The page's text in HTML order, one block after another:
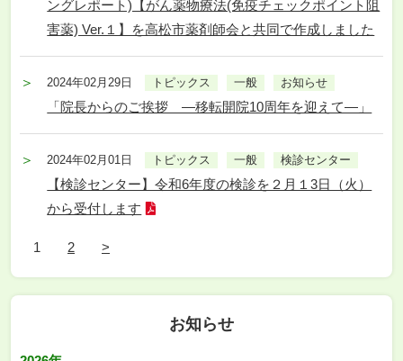
ングレポート)【がん薬物療法(免疫チェックポイント阻
害薬) Ver.１】を高松市薬剤師会と共同で作成しました
2024年02月29日 トピックス 一般 お知らせ
「院長からのご挨拶 ―移転開院10周年を迎えて―」
2024年02月01日 トピックス 一般 検診センター
【検診センター】令和6年度の検診を２月１3日（火）
から受付します
1 2 >
お知らせ